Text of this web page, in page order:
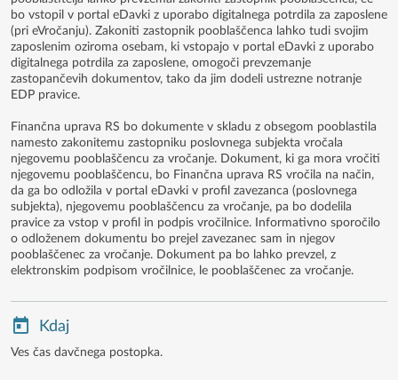
bo vstopil v portal eDavki z uporabo digitalnega potrdila za zaposlene
(pri eVročanju). Zakoniti zastopnik pooblaščenca lahko tudi svojim
zaposlenim oziroma osebam, ki vstopajo v portal eDavki z uporabo
digitalnega potrdila za zaposlene, omogoči prevzemanje
zastopančevih dokumentov, tako da jim dodeli ustrezne notranje
EDP pravice.
Finančna uprava RS bo dokumente v skladu z obsegom pooblastila
namesto zakonitemu zastopniku poslovnega subjekta vročala
njegovemu pooblaščencu za vročanje. Dokument, ki ga mora vročiti
njegovemu pooblaščencu, bo Finančna uprava RS vročila na način,
da ga bo odložila v portal eDavki v profil zavezanca (poslovnega
subjekta), njegovemu pooblaščencu za vročanje, pa bo dodelila
pravice za vstop v profil in podpis vročilnice. Informativno sporočilo
o odloženem dokumentu bo prejel zavezanec sam in njegov
pooblaščenec za vročanje. Dokument pa bo lahko prevzel, z
elektronskim podpisom vročilnice, le pooblaščenec za vročanje.
Kdaj
Ves čas davčnega postopka.